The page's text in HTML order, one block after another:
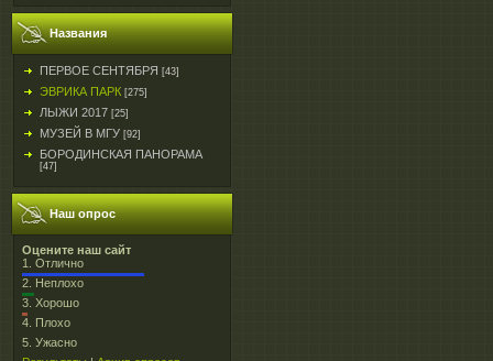
Названия
ПЕРВОЕ СЕНТЯБРЯ [43]
ЭВРИКА ПАРК [275]
ЛЫЖИ 2017 [25]
МУЗЕЙ В МГУ [92]
БОРОДИНСКАЯ ПАНОРАМА
[47]
Наш опрос
Оцените наш сайт
1. Отлично
2. Неплохо
3. Хорошо
4. Плохо
5. Ужасно